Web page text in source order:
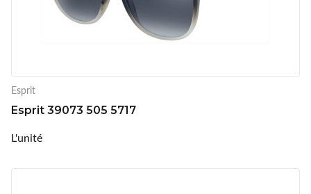
Esprit
Esprit 39073 505 5717
L'unité